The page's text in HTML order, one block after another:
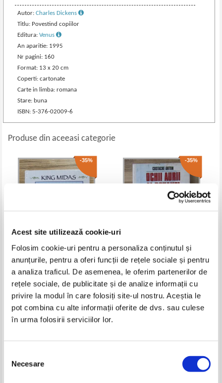
Acest site utilizează cookie-uri
Folosim cookie-uri pentru a personaliza conținutul și
anunțurile, pentru a oferi funcții de rețele sociale și pentru
a analiza traficul. De asemenea, le oferim partenerilor de
rețele sociale, de publicitate și de analize informații cu
privire la modul în care folosiți site-ul nostru. Aceștia le
pot combina cu alte informații oferite de dvs. sau culese
în urma folosirii serviciilor lor.
consimțământului
Necesare
Autor:Charles Dickens
Titlu: Povestind copiilor
Editura:Venus
An aparitie: 1995
Nr pagini: 160
Format: 13 x 20 cm
Coperti: cartonate
Carte in limba: romana
Stare: buna
ISBN: 5-376-02009-6
Produse din aceeasi categorie
-35%
Pret:17,00Lei 11,05 Lei
Adaugă în coș
-35%
Roxanei
Pret:19,00Lei 12,35 Lei
Adaugă în coș